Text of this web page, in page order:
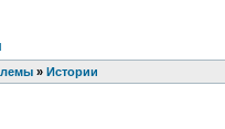
» Истории